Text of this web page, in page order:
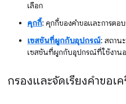
เลือก
คุกกี้: คุกกี้ของคำขอและการตอ
เซสชันที่ผูกกับอุปกรณ์: สถาน
เซสชันที่ผูกกับอุปกรณ์ที่ใช้งาน
กรองและจัดเรียงคำขอเ